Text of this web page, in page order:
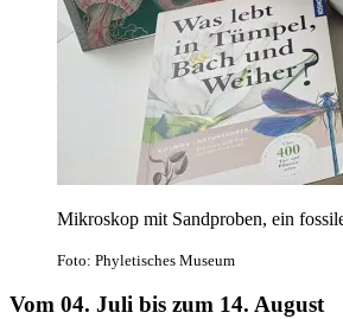
Mikroskop mit Sandproben, ein
Foto: Phyletisches Museum
Vom 04. Juli bis zum 14. August